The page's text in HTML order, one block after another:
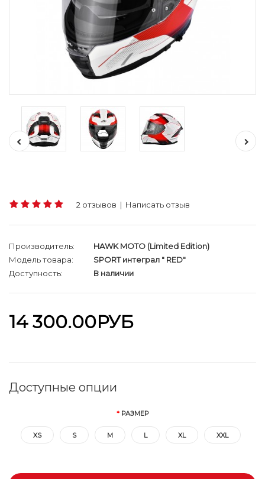
2 отзывов | Написать отзыв
Производитель:
HAWK MOTO (Limited Edition)
Модель товара:
SPORT интеграл " RED"
Доступность:
В наличии
14 300.00РУБ
Доступные опции
РАЗМЕР
XS S M L XL XXL